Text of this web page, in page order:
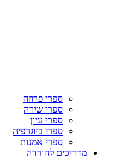
ספרי פרוזה
ספרי שירה
ספרי עיון
ספרי ביוגרפיה
ספרי אמנות
מדריכים להורדה